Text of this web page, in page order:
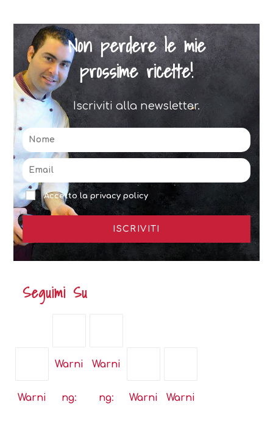
e
fontina
Non perdere le mie
prossime ricette!
Iscriviti alla newsletter.
Accetto la privacy policy
Seguimi Su
Warni
in
Warni
ng:
in
new
Warni
ng:
in
new
Warni
in
Warni
in